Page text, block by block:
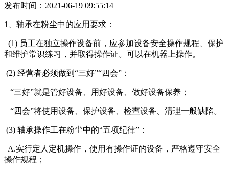
发布时间：2021-06-19 09:55:14
1、轴承在粉尘中的应用要求：
(1) 员工在独立操作设备前，应参加设备安全操作规程、保护
和维护常识练习，并取得操作证。可以在机器上操作。
(2) 经营者必须做到“三好”“四会”：
“三好”就是管好设备、用好设备、做好设备保养；
“四会”将使用设备、保护设备、检查设备、清理一般缺陷。
(3) 轴承操作工在粉尘中的“五项纪律”：
A.实行定人定机操作，使用有操作证的设备，严格遵守安全
操作规程；